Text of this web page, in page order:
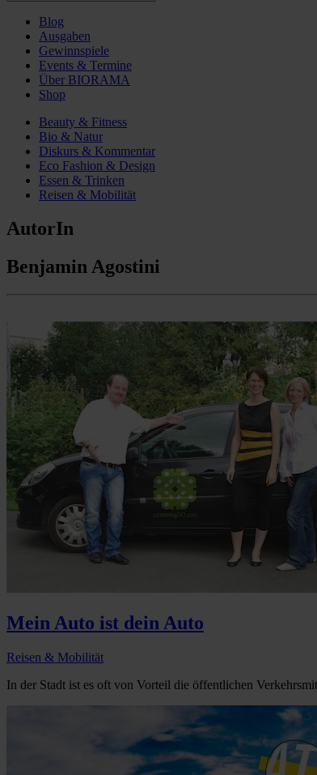
Blog
Ausgaben
Gewinnspiele
Events & Termine
Über BIORAMA
Shop
Beauty & Fitness
Bio & Natur
Diskurs & Kommentar
Eco Fashion & Design
Essen & Trinken
Reisen & Mobilität
AutorIn
Benjamin Agostini
Mein Auto ist dein Auto
Reisen & Mobilität
In der Stadt ist es oft von Vorteil die öffentlichen